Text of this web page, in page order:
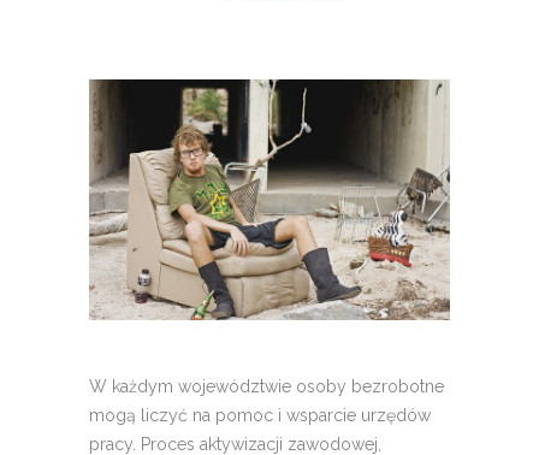
W każdym województwie osoby bezrobotne
mogą liczyć na pomoc i wsparcie urzędów
pracy. Proces aktywizacji zawodowej,